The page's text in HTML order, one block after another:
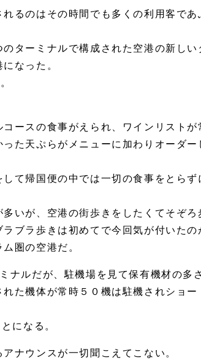
るのはその時間でも多くの利用客で
ターミナルで構成された空港の新し
なった。
ースの食事がえられ、ワインリスト
た天ぷらがメニューに加わりオーダ
て帰国便の中では一切の食事をとら
いが、空港の街歩きをしたくてそぞ
ブラ歩きは初めてで今回気が付いた
圏の空港だ。
ルだが、駐機場を見て保有機材の多
た機体が常時５０機は駐機されショ
になる。
ナウンスが一切聞こえてこない。